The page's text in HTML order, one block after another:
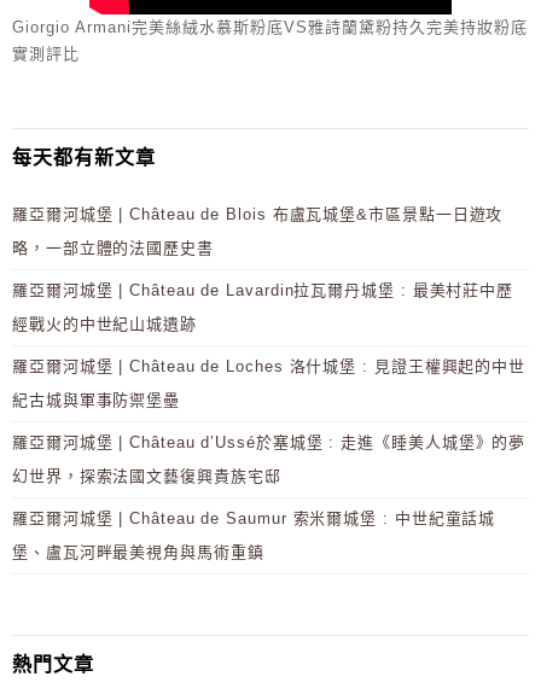
Giorgio Armani完美絲絨水慕斯粉底VS雅詩蘭黛粉持久完美持妝粉底
實測評比
每天都有新文章
羅亞爾河城堡 | Château de Blois 布盧瓦城堡&市區景點一日遊攻
略，一部立體的法國歷史書
羅亞爾河城堡 | Château de Lavardin拉瓦爾丹城堡 : 最美村莊中歷
經戰火的中世紀山城遺跡
羅亞爾河城堡 | Château de Loches 洛什城堡 : 見證王權興起的中世
紀古城與軍事防禦堡壘
羅亞爾河城堡 | Château d’Ussé於塞城堡 : 走進《睡美人城堡》的夢
幻世界，探索法國文藝復興貴族宅邸
羅亞爾河城堡 | Château de Saumur 索米爾城堡 : 中世紀童話城
堡、盧瓦河畔最美視角與馬術重鎮
熱門文章